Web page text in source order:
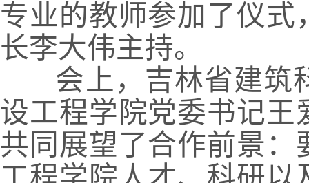
专业的教师参加了仪
长李大伟主持。
会上，吉林省建筑
设工程学院党委书记
共同展望了合作前景